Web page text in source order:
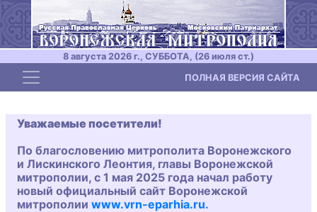
8 августа 2026 г., СУББОТА, (26 июля ст.)
Toggle navigation ПОЛНАЯ ВЕРСИЯ САЙТА
Уважаемые посетители!
По благословению митрополита Воронежского
и Лискинского Леонтия, главы Воронежской
митрополии, с 1 мая 2025 года начал работу
новый официальный сайт Воронежской
митрополии www.vrn-eparhia.ru.